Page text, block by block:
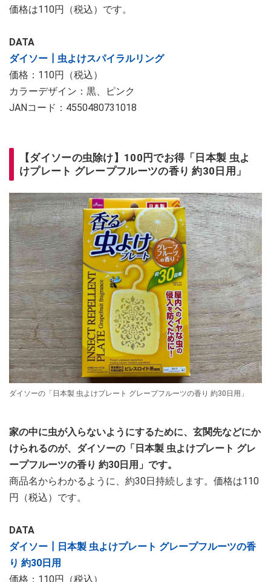
価格は110円（税込）です。
DATA
ダイソー┃虫よけスパイラルリング
価格：110円（税込）
カラーデザイン：黒、ピンク
JANコード：4550480731018
【ダイソーの虫除け】100円でお得「日本製 虫よ
けプレート グレープフルーツの香り 約30日用」
ダイソーの「日本製 虫よけプレート グレープフルーツの香り 約30日用」
家の中に虫が入らないようにするために、玄関先などにか
けられるのが、ダイソーの「日本製 虫よけプレート グレ
ープフルーツの香り 約30日用」です。
商品名からわかるように、約30日持続します。価格は110
円（税込）です。
DATA
ダイソー┃日本製 虫よけプレート グレープフルーツの香
り 約30日用
価格：110円（税込）